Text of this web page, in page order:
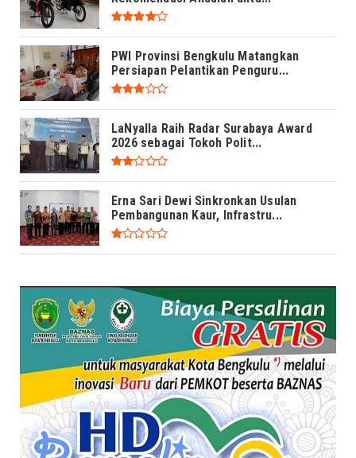
PWI Provinsi Bengkulu Matangkan
Persiapan Pelantikan Penguru...
LaNyalla Raih Radar Surabaya Award
2026 sebagai Tokoh Polit...
Erna Sari Dewi Sinkronkan Usulan
Pembangunan Kaur, Infrastru...